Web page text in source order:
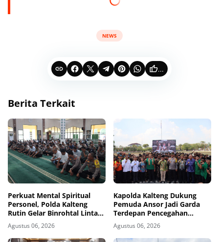
NEWS
...
Berita Terkait
Perkuat Mental Spiritual
Personel, Polda Kalteng
Rutin Gelar Binrohtal Lintas
Agama
Agustus 06, 2026
Kapolda Kalteng Dukung
Pemuda Ansor Jadi Garda
Terdepan Pencegahan
Karhutla
Agustus 06, 2026